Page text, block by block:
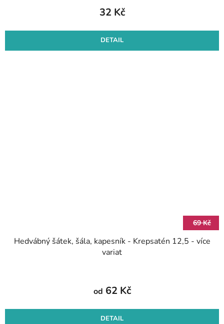
32 Kč
DETAIL
69 Kč
Hedvábný šátek, šála, kapesník - Krepsatén 12,5 - více
variat
od 62 Kč
DETAIL